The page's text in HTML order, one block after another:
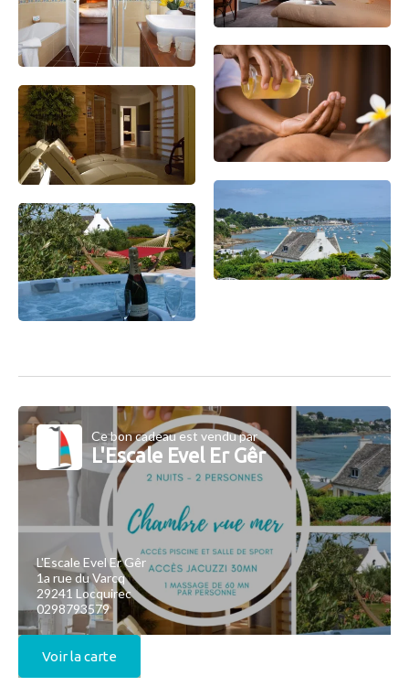
Ce bon cadeau est vendu par
L'Escale Evel Er Gêr
L'Escale Evel Er Gêr
1a rue du Varcq
29241 Locquirec
0298793579
Voir la carte